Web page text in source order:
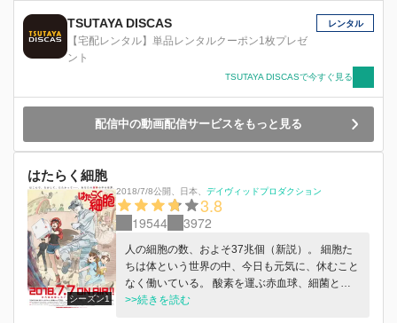
TSUTAYA DISCAS
【宅配レンタル】単品レンタルクーポン1枚プレゼ
ント
レンタル
TSUTAYA DISCASで今すぐ見る
配信中の動画配信サービスをもっと見る
はたらく細胞
シーズン1
2018/7/8公開 日本 デイヴィッドプロダクション
3.8
19544 3972
人の細胞の数、およそ37兆個（新説）。 細胞た
ちは体という世界の中、今日も元気に、休むこと
なく働いている。 酸素を運ぶ赤血球、細菌と戦
う白血球・・・・・・ そこには、知られざる細
>>続きを読む